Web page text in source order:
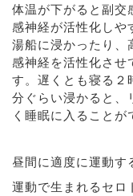
体温が下がると副交
感神経が活性化しや
湯船に浸かったり、
感神経を活性化させ
す。遅くとも寝る２
分ぐらい浸かると、
く睡眠に入ることが
昼間に適度に運動す
運動で生まれるセロ